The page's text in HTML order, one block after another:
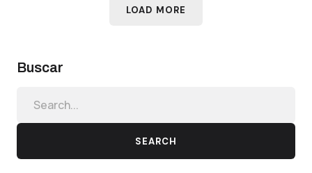
LOAD MORE
Buscar
SEARCH